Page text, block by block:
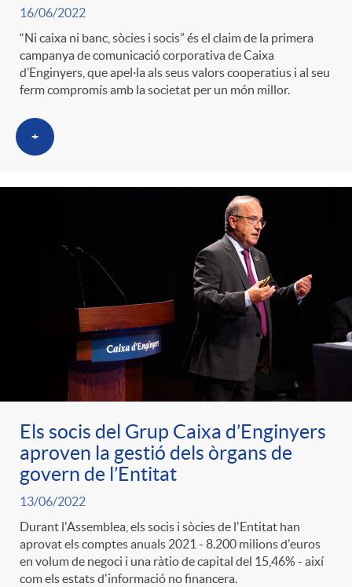
16/06/2022
“Ni caixa ni banc, sòcies i socis” és el claim de la primera
campanya de comunicació corporativa de Caixa
d’Enginyers, que apel·la als seus valors cooperatius i al seu
ferm compromís amb la societat per un món millor.
+
Els socis del Grup Caixa d’Enginyers
aproven la gestió dels òrgans de
govern de l’Entitat
13/06/2022
Durant l'Assemblea, els socis i sòcies de l'Entitat han
aprovat els comptes anuals 2021 - 8.200 milions d'euros
en volum de negoci i una ràtio de capital del 15,46% - així
com els estats d'informació no financera.